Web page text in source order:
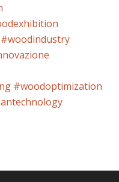
#woodindustry
#woodoptimization